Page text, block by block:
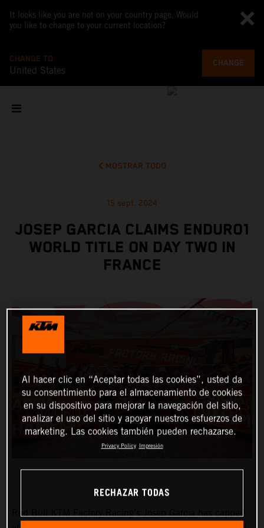
It looks like you are not on your country page. Would
you like to change to your current location?
CHANGE TO
United States
CHANGE
MOSTRAR TODO
15 sept. 2024
JOSEP GARCIA CLAIMS ENDURO1
WORLD TITLE ON DAY TWO IN
FRANCE
Red Bull KTM Factory Racing’sJosep Garciahas capped
Al hacer clic en “Aceptar todas las cookies”, usted da
su consentimiento para el almacenamiento de cookies
en su dispositivo para mejorar la navegación del sitio,
analizar el uso del sitio y apoyar nuestros esfuerzos de
marketing. Las cookies también pueden rechazarse.
Privacy Policy Impresión
RECHAZAR TODAS